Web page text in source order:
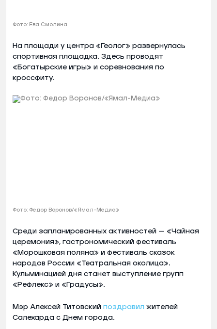
Фото: Ева Смолина
На площади у центра «Геолог» развернулась
спортивная площадка. Здесь проводят
«Богатырские игры» и соревнования по
кроссфиту.
Фото: Федор Воронов/«Ямал-Медиа»
Среди запланированных активностей — «Чайная
церемония», гастрономический фестиваль
«Морошковая поляна» и фестиваль сказок
народов России «Театральная околица».
Кульминацией дня станет выступление групп
«Рефлекс» и «Градусы».
Мэр Алексей Титовский поздравил жителей
Салехарда с Днем города.